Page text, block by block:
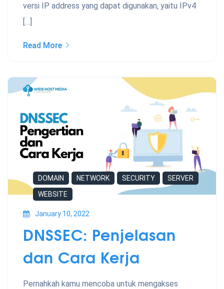
versi IP address yang dapat digunakan, yaitu IPv4
[…]
Read More
DOMAIN NETWORK SECURITY
SERVER
WEBSITE
January 10, 2022
DNSSEC: Penjelasan
dan Cara Kerja
Pernahkah kamu mencoba untuk mengakses